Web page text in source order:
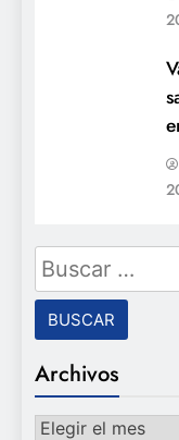
Buscar:
Archivos
Archivos